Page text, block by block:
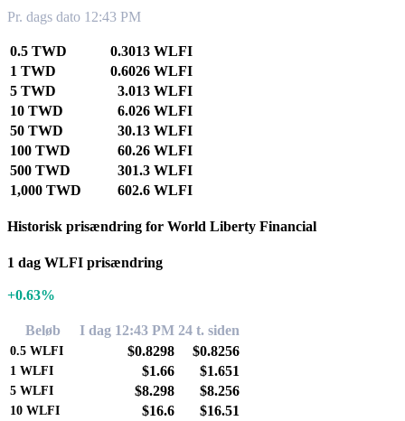
Pr. dags dato 12:43 PM
0.5 TWD
0.3013 WLFI
1 TWD
0.6026 WLFI
5 TWD
3.013 WLFI
10 TWD
6.026 WLFI
50 TWD
30.13 WLFI
100 TWD
60.26 WLFI
500 TWD
301.3 WLFI
1,000 TWD
602.6 WLFI
Historisk prisændring for World Liberty Financial
1 dag WLFI prisændring
+0.63%
Beløb I dag 12:43 PM 24 t. siden
0.5 WLFI $0.8298 $0.8256
1 WLFI $1.66 $1.651
5 WLFI $8.298 $8.256
10 WLFI $16.6 $16.51